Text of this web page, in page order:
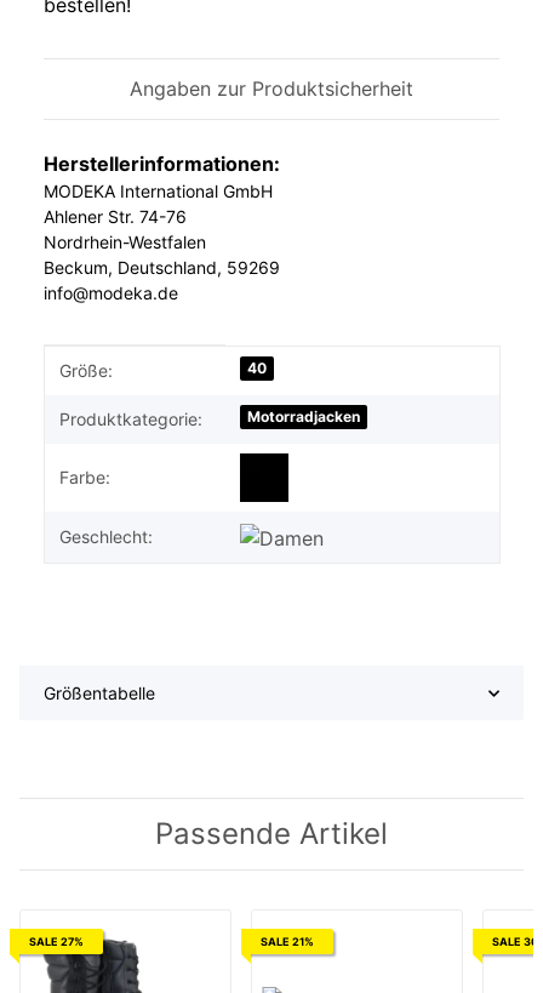
bestellen!
Angaben zur Produktsicherheit
Herstellerinformationen:
MODEKA International GmbH
Ahlener Str. 74-76
Nordrhein-Westfalen
Beckum, Deutschland, 59269
info@modeka.de
Produkteigenschaft
Wert
Größe: 40
Produktkategorie: Motorradjacken
Farbe:
Geschlecht:
Größentabelle
Passende Artikel
SALE 27% SALE 21% SALE